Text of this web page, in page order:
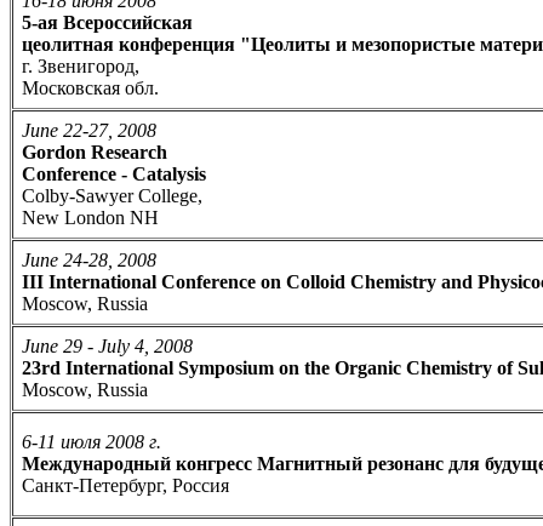
5-ая Всероссийская
цеолитная конференция "Цеолиты и мезопористые
г. Звенигород,
Московская обл.
June 22-27, 2008
Gordon Research
Conference - Catalysis
Colby-Sawyer College,
New London NH
June 24-28, 2008
III International Conference on Colloid Chemistry and
Moscow, Russia
June 29 - July 4, 2008
23rd International Symposium on the Organic Chemistry of
Moscow, Russia
6-11 июля 2008 г.
Международный конгресс Магнитный резонанс для
Санкт-Петербург, Россия